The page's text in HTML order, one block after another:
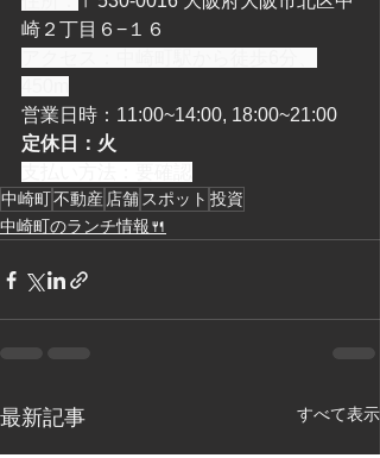
崎２丁目６−１６
営業日時：11:00~14:00, 18:00~21:00
定休日：火
中崎町不動産 店舗 スポット 投資
中崎町のランチ情報🍴
最新記事 すべて表示